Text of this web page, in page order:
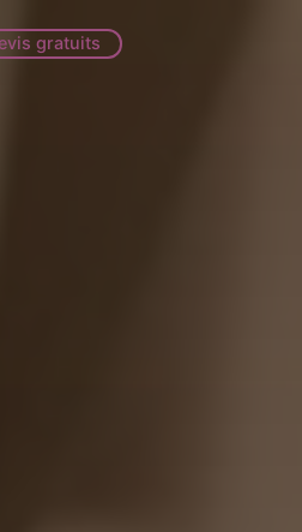
gratuits